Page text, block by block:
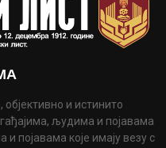
и истинито
људима и појавама
појавама које имају везу с